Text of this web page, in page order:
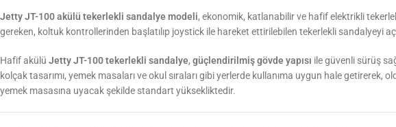
Jetty JT-100 akülü tekerlekli sandalye modeli, ekonomik, katlanabilir ve hafif elektrikli
gereken, koltuk kontrollerinden başlatılıp joystick ile hareket ettirilebilen tekerlekli sandalyeyi
Hafif akülü Jetty JT-100 tekerlekli sandalye, güçlendirilmiş gövde yapısı ile güvenli sürüş
kolçak tasarımı, yemek masaları ve okul sıraları gibi yerlerde kullanıma uygun hale
yemek masasına uyacak şekilde standart yüksekliktedir.